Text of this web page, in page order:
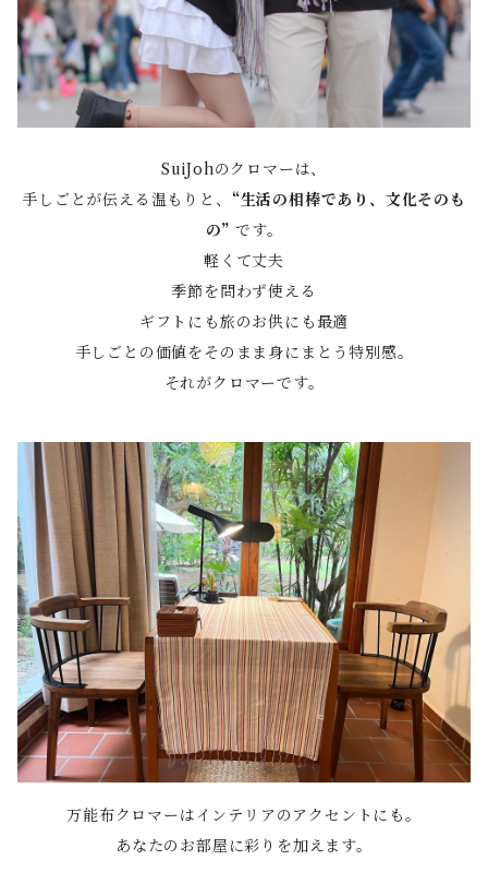
SuiJohのクロマーは、
手しごとが伝える温もりと、 “生活の相棒であり、文化そのも
の” です。
軽くて丈夫
季節を問わず使える
ギフトにも旅のお供にも最適
手しごとの価値をそのまま身にまとう特別感。
それがクロマーです。
万能布クロマーはインテリアのアクセントにも。
あなたのお部屋に彩りを加えます。